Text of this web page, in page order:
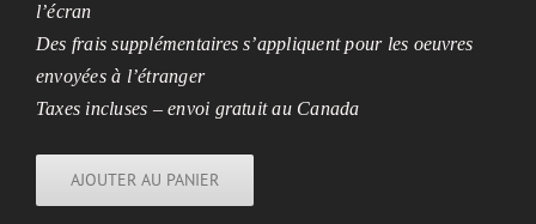
l’écran
Des frais supplémentaires s’appliquent pour les oeuvres
envoyées à l’étranger
Taxes incluses – envoi gratuit au Canada
AJOUTER AU PANIER